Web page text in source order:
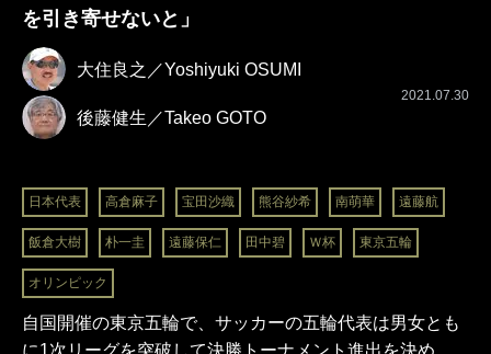
を引き寄せないと」
大住良之／Yoshiyuki OSUMI
後藤健生／Takeo GOTO
2021.07.30
日本代表 高倉麻子 宝田沙織 熊谷紗希 南萌華 遠藤航
飯倉大樹 朴一圭 遠藤保仁 田中碧 Ｗ杯 東京五輪
オリンピック
自国開催の東京五輪で、サッカーの五輪代表は男女とも